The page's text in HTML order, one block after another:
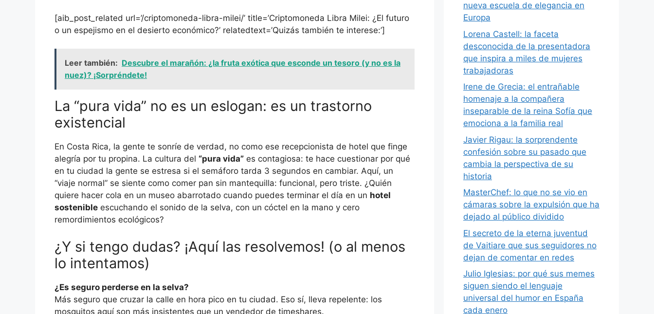
[aib_post_related url=’/criptomoneda-libra-milei/’ title=’Criptomoneda Libra Milei: ¿El futuro
o un espejismo en el desierto económico?’ relatedtext=’Quizás también te interese:’]
Leer también: Descubre el marañón: ¿la fruta exótica que esconde un tesoro (y no es la
nuez)? ¡Sorpréndete!
La “pura vida” no es un eslogan: es un trastorno
existencial
En Costa Rica, la gente te sonríe de verdad, no como ese recepcionista de hotel que finge
alegría por tu propina. La cultura del “pura vida” es contagiosa: te hace cuestionar por qué
en tu ciudad la gente se estresa si el semáforo tarda 3 segundos en cambiar. Aquí, un
“viaje normal” se siente como comer pan sin mantequilla: funcional, pero triste. ¿Quién
quiere hacer cola en un museo abarrotado cuando puedes terminar el día en un hotel
sostenible escuchando el sonido de la selva, con un cóctel en la mano y cero
remordimientos ecológicos?
¿Y si tengo dudas? ¡Aquí las resolvemos! (o al menos
lo intentamos)
¿Es seguro perderse en la selva?
Más seguro que cruzar la calle en hora pico en tu ciudad. Eso sí, lleva repelente: los
mosquitos aquí son más insistentes que un vendedor de timeshares.
nueva escuela de elegancia en
Europa
Lorena Castell: la faceta
desconocida de la presentadora
que inspira a miles de mujeres
trabajadoras
Irene de Grecia: el entrañable
homenaje a la compañera
inseparable de la reina Sofía que
emociona a la familia real
Javier Rigau: la sorprendente
confesión sobre su pasado que
cambia la perspectiva de su
historia
MasterChef: lo que no se vio en
cámaras sobre la expulsión que ha
dejado al público dividido
El secreto de la eterna juventud
de Vaitiare que sus seguidores no
dejan de comentar en redes
Julio Iglesias: por qué sus memes
siguen siendo el lenguaje
universal del humor en España
cada enero